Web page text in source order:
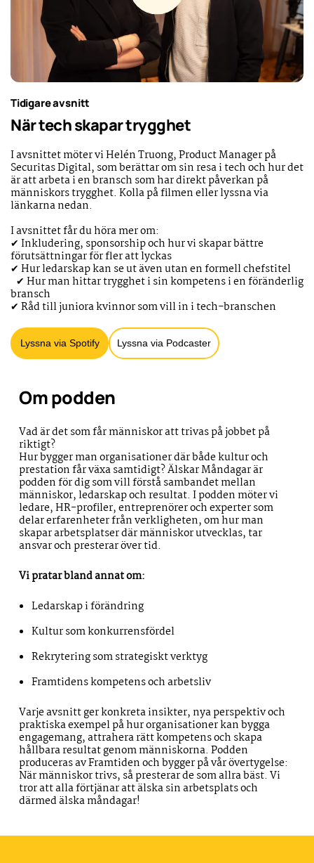
Tidigare avsnitt
När tech skapar trygghet
I avsnittet möter vi Helén Truong, Product Manager på
Securitas Digital, som berättar om sin resa i tech och hur det
är att arbeta i en bransch som har direkt påverkan på
människors trygghet. Kolla på filmen eller lyssna via
länkarna nedan.
I avsnittet får du höra mer om:
✔ Inkludering, sponsorship och hur vi skapar bättre
förutsättningar för fler att lyckas
✔ Hur ledarskap kan se ut även utan en formell chefstitel
✔ Hur man hittar trygghet i sin kompetens i en föränderlig
bransch
✔ Råd till juniora kvinnor som vill in i tech-branschen
Lyssna via Spotify Lyssna via Podcaster
Om podden
Vad är det som får människor att trivas på jobbet på
riktigt?
Hur bygger man organisationer där både kultur och
prestation får växa samtidigt? Älskar Måndagar är
podden för dig som vill förstå sambandet mellan
människor, ledarskap och resultat. I podden möter vi
ledare, HR-profiler, entreprenörer och experter som
delar erfarenheter från verkligheten, om hur man
skapar arbetsplatser där människor utvecklas, tar
ansvar och presterar över tid.
Vi pratar bland annat om:
Ledarskap i förändring
Kultur som konkurrensfördel
Rekrytering som strategiskt verktyg
Framtidens kompetens och arbetsliv
Varje avsnitt ger konkreta insikter, nya perspektiv och
praktiska exempel på hur organisationer kan bygga
engagemang, attrahera rätt kompetens och skapa
hållbara resultat genom människorna. Podden
produceras av Framtiden och bygger på vår övertygelse:
När människor trivs, så presterar de som allra bäst. Vi
tror att alla förtjänar att älska sin arbetsplats och
därmed älska måndagar!